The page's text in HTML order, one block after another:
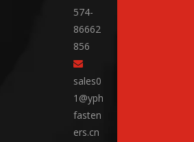
574-
86662
856

sales0
1@yph
fasten
ers.cn